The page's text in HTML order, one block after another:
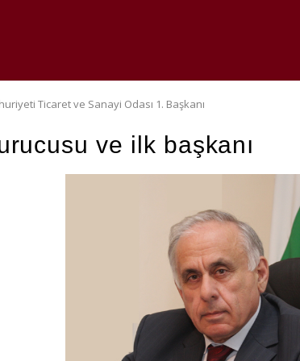
Ticaret ve Sanayi Odası 1. Başkanı
ve ilk başkanı